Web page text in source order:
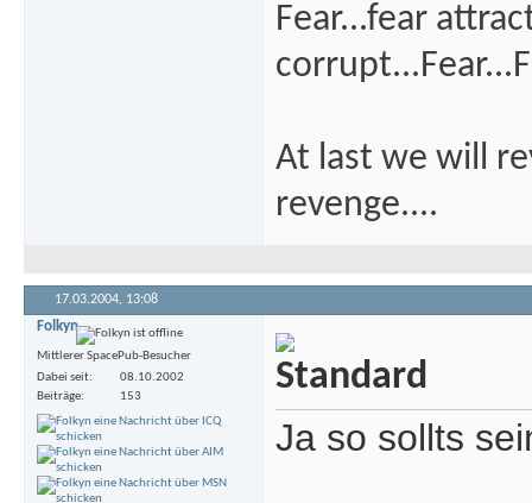
Fear...fear
At last we will
revenge....
17.03.2004, 13:08
Folkyn
Mittlerer SpacePub-Besucher
Dabei seit
08.10.2002
Beiträge
153
Ja so sollts